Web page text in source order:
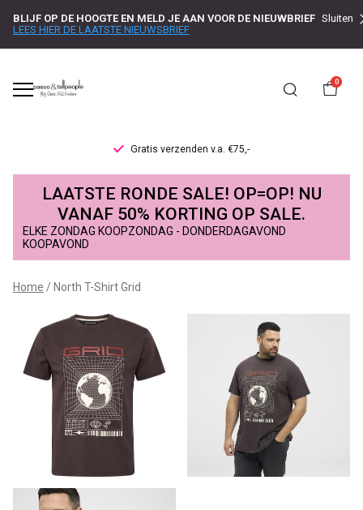
BLIJF OP DE HOOGTE EN MELD JE AAN VOOR DE NIEUWBRIEF
LEES HIER DE LAATSTE NIEUWSBRIEF
Sluiten
0
Gratis verzenden v.a. €75,-
North
T-
Shirt
Grid
Passo
LAATSTE RONDE SALE! OP=OP! NU
VANAF 50% KORTING OP SALE.
ELKE ZONDAG KOOPZONDAG - DONDERDAGAVOND
KOOPAVOND
Home North T-Shirt Grid